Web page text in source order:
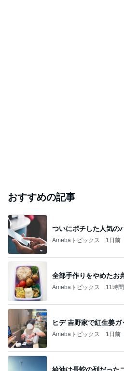
おすすめの記事
ついにポチした人気の
Amebaトピックス 1日前
全部手作りをやめたお
Amebaトピックス 11時
ヒデ 吉野家で紅生姜ガ
Amebaトピックス 1日前
給油は長蛇の列だった